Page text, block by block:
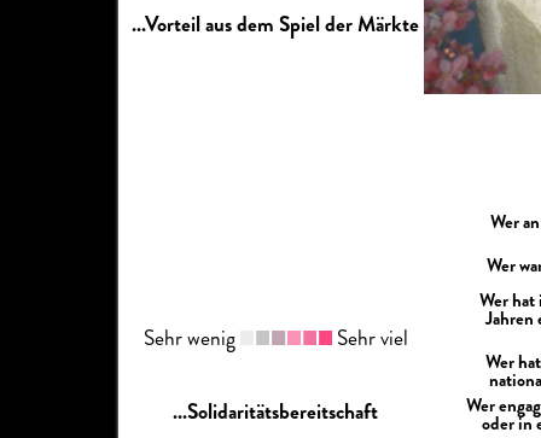
...Vorteil aus dem Spiel der Märkte
Sehr wenig Sehr viel
...Solidaritätsbereitschaft
Wer
Wer
Wer hat
Jahren
Wer
Wer
oder in